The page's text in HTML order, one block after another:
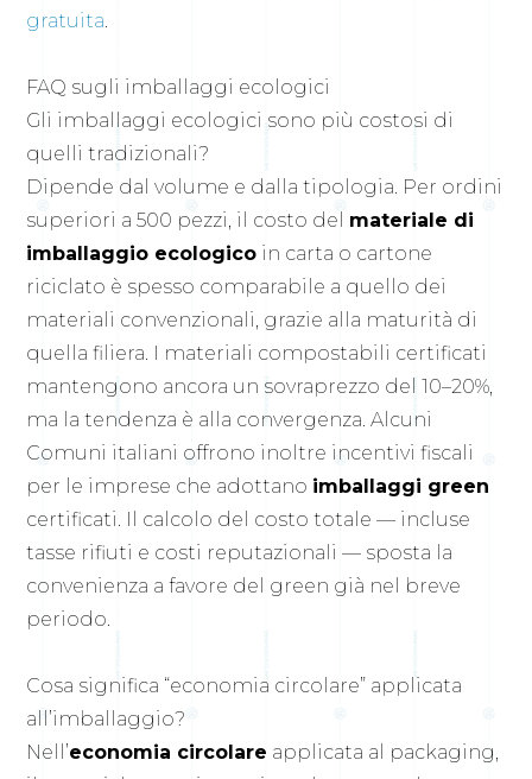
gratuita
FAQ sugli imballaggi ecologici
Gli imballaggi ecologici sono più costosi di
quelli tradizionali?
Dipende dal volume e dalla tipologia. Per ordini
superiori a 500 pezzi, il costo del materiale di
imballaggio ecologico in carta o cartone
riciclato è spesso comparabile a quello dei
materiali convenzionali, grazie alla maturità di
quella filiera. I materiali compostabili certificati
mantengono ancora un sovraprezzo del 10–20%,
ma la tendenza è alla convergenza. Alcuni
Comuni italiani offrono inoltre incentivi fiscali
per le imprese che adottano imballaggi green
certificati. Il calcolo del costo totale — incluse
tasse rifiuti e costi reputazionali — sposta la
convenienza a favore del green già nel breve
periodo.
Cosa significa “economia circolare” applicata
all’imballaggio?
Nell’economia circolare applicata al packaging,